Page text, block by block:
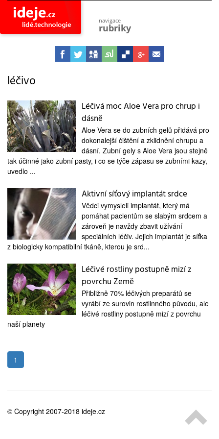
navigace
rubriky
astro
vesmír
společnost
objevy
vynálezy
planeta
přiroda
tajemství
firmy
zdraví
medicína
léčivo
Léčivá moc Aloe Vera pro chrup i
dásně
Aloe Vera se do zubních gelů přidává pro
dokonalejší čištění a zklidnění chrupu a
dásní. Zubní gely s Aloe Vera jsou stejně
tak účinné jako zubní pasty, i co se týče zápasu se zubními kazy,
uvedlo ...
Aktivní síťový implantát srdce
Vědci vymysleli implantát, který má
pomáhat pacientům se slabým srdcem a
zároveň je navždy zbavit užívání
speciálních léčiv. Jejich implantát je síťka
z biologicky kompatibilní tkáně, kterou je srd...
Léčivé rostliny postupně mizí z
povrchu Země
Přibližně 70% léčivých preparátů se
vyrábí ze surovin rostlinného původu, ale
léčivé rostliny postupně mizí z povrchu
naší planety
1
© Copyright 2007-2018 ideje.cz